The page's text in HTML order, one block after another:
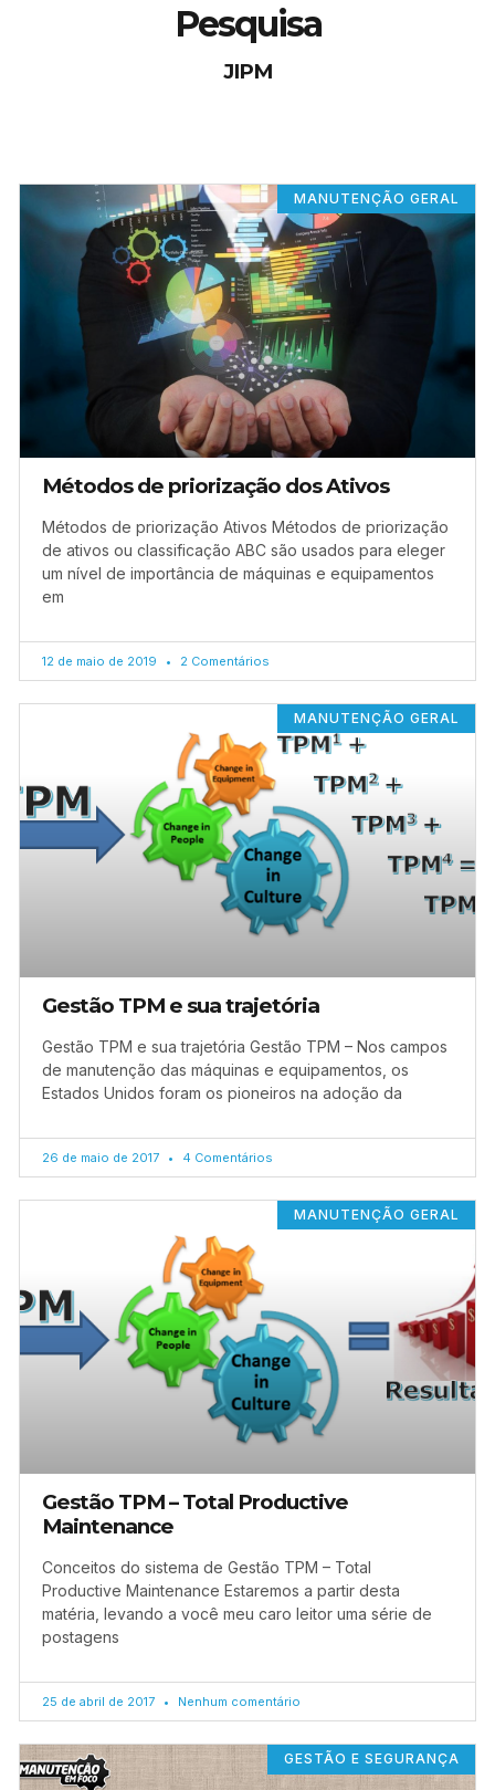
Pesquisa
JIPM
MANUTENÇÃO GERAL
Métodos de priorização dos Ativos
Métodos de priorização Ativos Métodos de priorização
de ativos ou classificação ABC são usados para eleger
um nível de importância de máquinas e equipamentos
em
12 de maio de 2019 2 Comentários
MANUTENÇÃO GERAL
Gestão TPM e sua trajetória
Gestão TPM e sua trajetória Gestão TPM – Nos campos
de manutenção das máquinas e equipamentos, os
Estados Unidos foram os pioneiros na adoção da
26 de maio de 2017 4 Comentários
MANUTENÇÃO GERAL
Gestão TPM – Total Productive
Maintenance
Conceitos do sistema de Gestão TPM – Total
Productive Maintenance Estaremos a partir desta
matéria, levando a você meu caro leitor uma série de
postagens
25 de abril de 2017 Nenhum comentário
GESTÃO E SEGURANÇA